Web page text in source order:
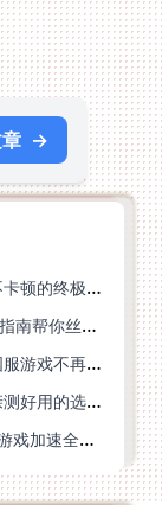
→
在英国打一梦江湖卡吗？海外党国服游戏不卡顿的终极解法
海外党打枪神纪卡成PPT？这篇加速器选择指南帮你丝滑上分
美国打我的起源加速器下载指南：海外玩国服游戏不再卡的终极方案
江南百景图国外加速器有哪些？海外玩家亲测好用的选择与避坑指南
去国外能打王国保卫战4吗？海外玩家国服游戏加速全攻略（附公主连结幻想江湖实测）